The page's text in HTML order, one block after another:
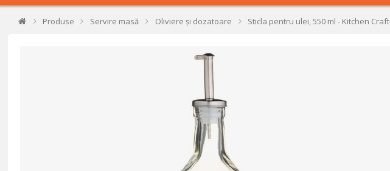
Produse Servire masă Oliviere și dozatoare Sticla pentru ulei, 550 ml - Kitchen Craft